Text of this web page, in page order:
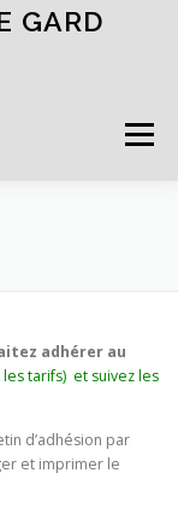
GARD
Menu
adhérer au
tarifs) et suivez les
d’adhésion par
et imprimer le